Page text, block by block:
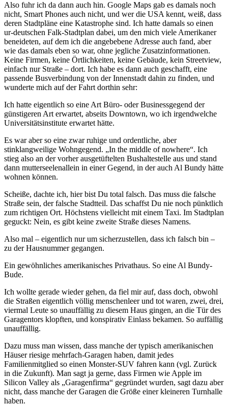
Also fuhr ich da dann auch hin. Google Maps gab es damals noch
nicht, Smart Phones auch nicht, und wer die USA kennt, weiß, dass
deren Stadtpläne eine Katastrophe sind. Ich hatte damals so einen
ur-deutschen Falk-Stadtplan dabei, um den mich viele Amerikaner
beneideten, auf dem ich die angebebene Adresse auch fand, aber
wie das damals eben so war, ohne jegliche Zusatzinformationen.
Keine Firmen, keine Örtlichkeiten, keine Gebäude, kein Streetview,
einfach nur Straße – dort. Ich habe es dann auch geschafft, eine
passende Busverbindung von der Innenstadt dahin zu finden, und
wunderte mich auf der Fahrt dorthin sehr:
Ich hatte eigentlich so eine Art Büro- oder Businessgegend der
günstigeren Art erwartet, abseits Downtown, wo ich irgendwelche
Universitätsinstitute erwartet hätte.
Es war aber so eine zwar ruhige und ordentliche, aber
stinklangweilige Wohngegend. „In the middle of nowhere“. Ich
stieg also an der vorher ausgetüftelten Bushaltestelle aus und stand
dann mutterseelenallein in einer Gegend, in der auch Al Bundy hätte
wohnen können.
Scheiße, dachte ich, hier bist Du total falsch. Das muss die falsche
Straße sein, der falsche Stadtteil. Das schaffst Du nie noch pünktlich
zum richtigen Ort. Höchstens vielleicht mit einem Taxi. Im Stadtplan
geguckt: Nein, es gibt keine zweite Straße dieses Namens.
Also mal – eigentlich nur um sicherzustellen, dass ich falsch bin –
zu der Hausnummer gegangen.
Ein gewöhnliches amerikanisches Privathaus. So eine Al Bundy-
Bude.
Ich wollte gerade wieder gehen, da fiel mir auf, dass doch, obwohl
die Straßen eigentlich völlig menschenleer und tot waren, zwei, drei,
viermal Leute so unauffällig zu diesem Haus gingen, an die Tür des
Garagentors klopften, und konspirativ Einlass bekamen. So auffällig
unauffällig.
Dazu muss man wissen, dass manche der typisch amerikanischen
Häuser riesige mehrfach-Garagen haben, damit jedes
Familienmitglied so einen Monster-SUV fahren kann (vgl. Zurück
in die Zukunft). Man sagt ja gerne, dass Firmen wie Apple im
Silicon Valley als „Garagenfirma“ gegründet wurden, sagt dazu aber
nicht, dass manche der Garagen die Größe einer kleineren Turnhalle
haben.